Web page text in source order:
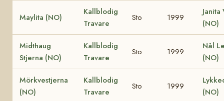
Maylita (NO)
Kallblodig
Travare
Sto 1999
(NO)
Midthaug
Stjerna (NO)
Kallblodig
Travare
Sto 1999
Nål
(NO)
Mörkvestjerna
(NO)
Kallblodig
Travare
Sto 1999
(NO)